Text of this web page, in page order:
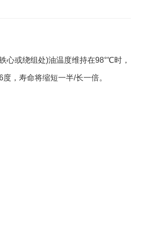
心或绕组处)油温度维持在98°℃时，
，寿命将缩短一半/长一倍。